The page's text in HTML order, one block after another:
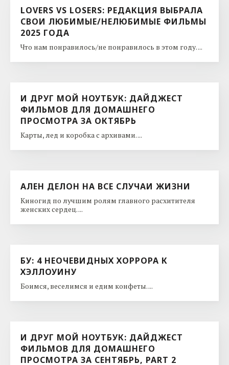
LOVERS VS LOSERS: РЕДАКЦИЯ ВЫБРАЛА
СВОИ ЛЮБИМЫЕ/НЕЛЮБИМЫЕ ФИЛЬМЫ
2025 ГОДА
Что нам понравилось/не понравилось в этом году. ...
И ДРУГ МОЙ НОУТБУК: ДАЙДЖЕСТ
ФИЛЬМОВ ДЛЯ ДОМАШНЕГО
ПРОСМОТРА ЗА ОКТЯБРЬ
Карты, лед и коробка с архивами. ...
АЛЕН ДЕЛОН НА ВСЕ СЛУЧАИ ЖИЗНИ
Киногид по лучшим ролям главного расхитителя
женских сердец. ...
БУ: 4 НЕОЧЕВИДНЫХ ХОРРОРА К
ХЭЛЛОУИНУ
Боимся, веселимся и едим конфеты. ...
И ДРУГ МОЙ НОУТБУК: ДАЙДЖЕСТ
ФИЛЬМОВ ДЛЯ ДОМАШНЕГО
ПРОСМОТРА ЗА СЕНТЯБРЬ, PART 2